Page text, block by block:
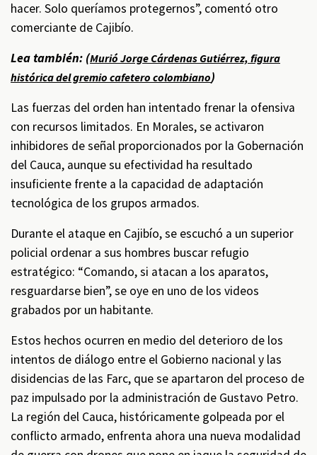
hacer. Solo queríamos protegernos”, comentó otro
comerciante de Cajibío.
Lea también: (Murió Jorge Cárdenas Gutiérrez, figura
histórica del gremio cafetero colombiano)
Las fuerzas del orden han intentado frenar la ofensiva
con recursos limitados. En Morales, se activaron
inhibidores de señal proporcionados por la Gobernación
del Cauca, aunque su efectividad ha resultado
insuficiente frente a la capacidad de adaptación
tecnológica de los grupos armados.
Durante el ataque en Cajibío, se escuchó a un superior
policial ordenar a sus hombres buscar refugio
estratégico: “Comando, si atacan a los aparatos,
resguardarse bien”, se oye en uno de los videos
grabados por un habitante.
Estos hechos ocurren en medio del deterioro de los
intentos de diálogo entre el Gobierno nacional y las
disidencias de las Farc, que se apartaron del proceso de
paz impulsado por la administración de Gustavo Petro.
La región del Cauca, históricamente golpeada por el
conflicto armado, enfrenta ahora una nueva modalidad